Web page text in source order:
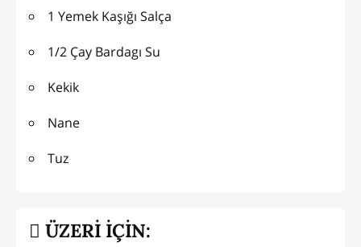
1 Yemek Kaşığı Salça
1/2 Çay Bardagı Su
Kekik
Nane
Tuz
ÜZERİ İÇİN: